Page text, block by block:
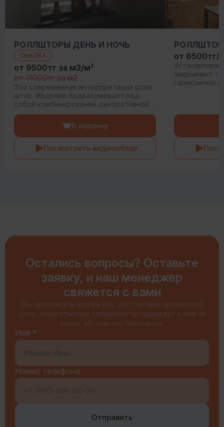
от 6500тг/
закрывают
гармонично
РОЛЛШТОРЫ ДЕНЬ И НОЧЬ
СКИДКА
от 9500тг за м2/м2
от 11000тг за м2
Это современная интерпретация ролл
штор. Изделие подразумевает под
собой комбинирование декоративной и
прозрачной ткани, позволяя путем
смещения полос регулировать потоки
В корзину
Посмотреть видеообзор
Остались вопросы? Оставьте
заявку, и наш менеджер
свяжется с вами
Мы проконсультируем Вас, рассчитаем примерную
цену, наши опытные специалисты подъедут к вам на
замер абсолютно бесплатно.
Имя *
Номер телефона
Отправить